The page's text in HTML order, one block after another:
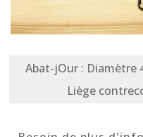
Abat-jOur : Diamètre
Liège